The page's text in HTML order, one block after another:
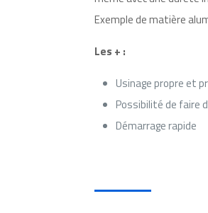
Exemple de matière
Les + :
Usinage propre et
Possibilité de faire
Démarrage rapide